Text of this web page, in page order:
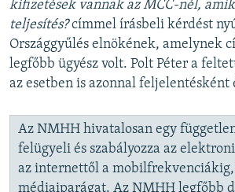
kifizetések vannak az MCC-nél,
teljesítés?címmel írásbeli kérdést
Országgyűlés elnökének, amelynek
legfőbb ügyész volt. Polt Péter a
az esetben is azonnal feljelentésként
Az NMHH hivatalosan egy
felügyeli és szabályozza az
az internettől a
médiaiparágat. Az NMHH legfőbb